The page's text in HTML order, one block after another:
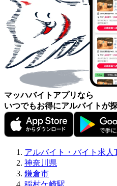
マッハバイトアプリなら
いつでもお得にアルバイトが
アルバイト・バイト求人
神奈川県
鎌倉市
稲村ケ崎駅